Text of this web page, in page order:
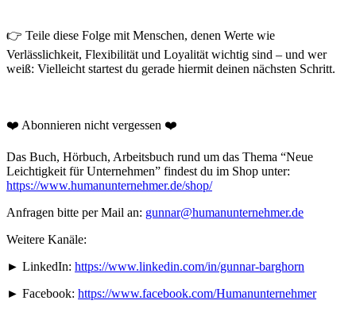
👉 Teile diese Folge mit Menschen, denen Werte wie
Verlässlichkeit, Flexibilität und Loyalität wichtig sind – und wer
weiß: Vielleicht startest du gerade hiermit deinen nächsten Schritt.
❤️ Abonnieren nicht vergessen ❤️
Das Buch, Hörbuch, Arbeitsbuch rund um das Thema “Neue
Leichtigkeit für Unternehmen” findest du im Shop unter:
https://www.humanunternehmer.de/shop/
Anfragen bitte per Mail an: gunnar@humanunternehmer.de
Weitere Kanäle:
► LinkedIn: https://www.linkedin.com/in/gunnar-barghorn
► Facebook: https://www.facebook.com/Humanunternehmer